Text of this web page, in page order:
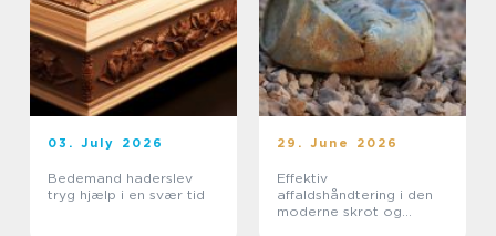
03. July 2026
Bedemand haderslev
tryg hjælp i en svær tid
29. June 2026
Effektiv
affaldshåndtering i den
moderne skrot og